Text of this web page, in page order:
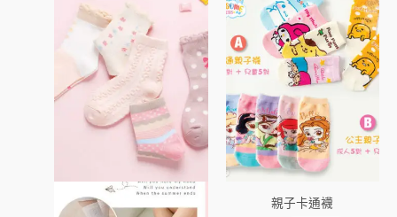
產
有
多
種
款
式。
可
在
產
親子卡通襪
產
品
有
多
種
款
式。